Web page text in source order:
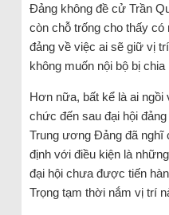
Đảng không đề cử Trần
còn chỗ trống cho thấy có
đảng về việc ai sẽ giữ vị
không muốn nội bộ bị
Hơn nữa, bất kể là ai
chức đến sau đại hội
Trung ương Đảng đã nghĩ
định với điều kiện là
đại hội chưa được tiến
Trọng tạm thời nắm vị trí